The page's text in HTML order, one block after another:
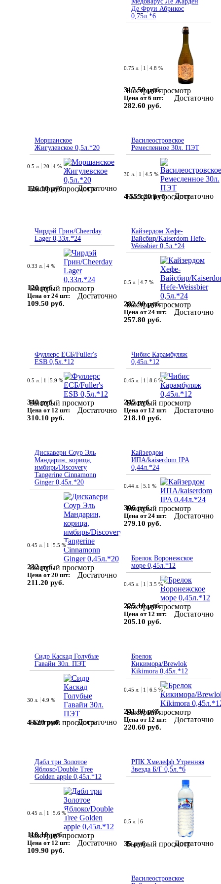
Де Фруи Абрикос
0,75л.*6
Быстрый просмотр
0.75 л. 1 4.8 %
317.50 руб.
Цена от 6 шт:
282.60 руб.
Достаточно
Моршанское
Жигулевское 0,5л.*20
Быстрый просмотр
0.5 л. 20 4 %
126.10 руб. Достаточно
Василеостровское
Ремесленное 30л. ПЭТ
Быстрый просмотр
30 л. 1 4.5 %
4 555.20 руб. Достаточно
Чирдэй Грин/Cheerday
Lager 0,33л.*24
Быстрый просмотр
0.33 л. 4 %
120 руб.
Цена от 24 шт:
109.50 руб.
Достаточно
Кайзердом Хефе-
Вайсбир/Kaiserdom Hefe-
Weissbier 0,5л.*24
Быстрый просмотр
0.5 л. 4.7 %
282.90 руб.
Цена от 24 шт:
257.80 руб.
Достаточно
Фуллерс ЕСБ/Fuller's
ESB 0,5л.*12
Быстрый просмотр
0.5 л. 1 5.9 %
340 руб.
Цена от 12 шт:
310.10 руб.
Достаточно
Чибис Карамбуляж
0,45л.*12
Быстрый просмотр
0.45 л. 1 8.6 %
245 руб.
Цена от 12 шт:
218.10 руб.
Достаточно
Дискавери Соур Эль
Мандарин, корица,
имбирь/Discovery
Tangerine Cinnamonn
Ginger 0,45л.*20
Быстрый просмотр
0.45 л. 1 5.5 %
232 руб.
Цена от 20 шт:
211.20 руб.
Достаточно
Кайзердом
ИПА/kaiserdom IPA
0,44л.*24
Быстрый просмотр
0.44 л. 5.1 %
306 руб.
Цена от 24 шт:
279.10 руб.
Достаточно
Брелок Воронежское
море 0,45л.*12
Быстрый просмотр
0.45 л. 1 3.5 %
225.10 руб.
Цена от 12 шт:
205.10 руб.
Достаточно
Сидр Каскад Голубые
Гавайи 30л. ПЭТ
Быстрый просмотр
30 л. 4.9 %
4 620 руб. Достаточно
Брелок
Кикимора/Brewlok
Kikimora 0,45л.*12
Быстрый просмотр
0.45 л. 1 6.5 %
241.80 руб.
Цена от 12 шт:
220.60 руб.
Достаточно
Дабл три Золотое
Яблоко/Double Tree
Golden apple 0,45л.*12
Быстрый просмотр
0.45 л. 1 5.6 %
118.10 руб.
Цена от 12 шт:
109.90 руб.
Достаточно
РПК Хмелефф Утренняя
Звезда Б/Г 0,5л.*6
Быстрый просмотр
0.5 л. 6
35 руб. Достаточно
Василеостровское